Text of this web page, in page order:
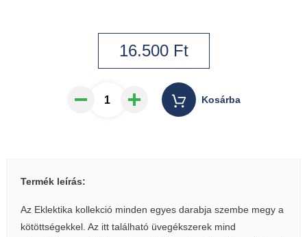
16.500Ft
Kosárba
Termék leírás:
Az Eklektika kollekció minden egyes darabja szembe megy a
kötöttségekkel. Az itt található üvegékszerek mind